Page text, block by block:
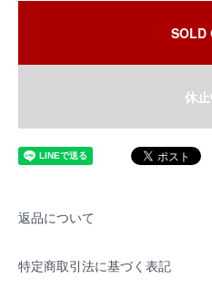
SOLD
休
返品について
特定商取引法に基づく表記